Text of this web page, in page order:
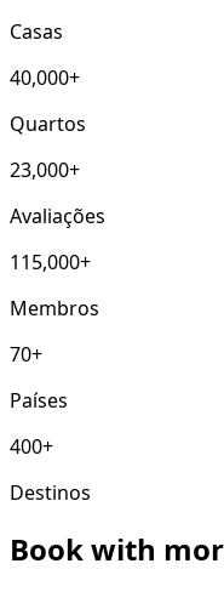
Casas
40,000+
Quartos
23,000+
Avaliações
115,000+
Membros
70+
Países
400+
Destinos
Book with